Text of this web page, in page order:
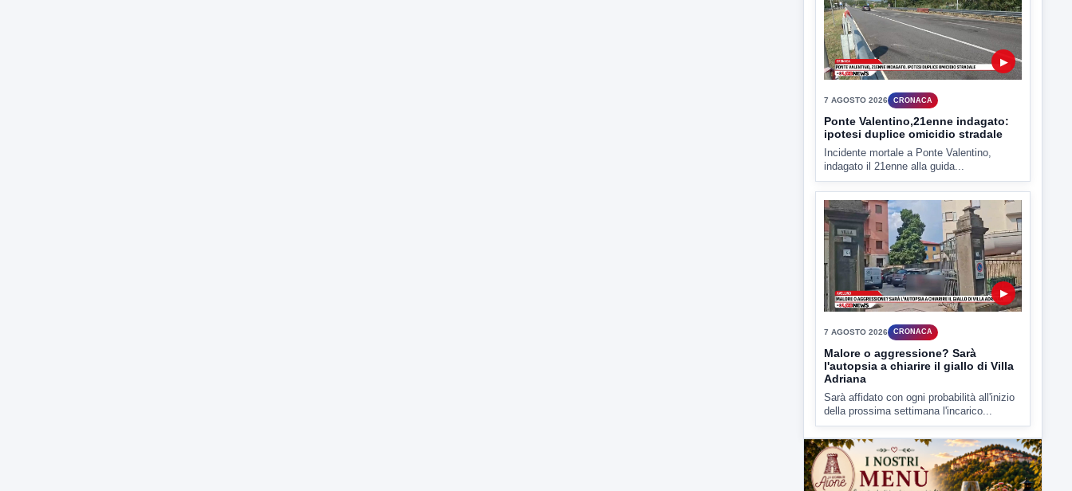
7 AGOSTO 2026 CRONACA
Malore o aggressione? Sarà
l'autopsia a chiarire il giallo di Villa
Adriana
Sarà affidato con ogni probabilità all'inizio
della prossima settimana l'incarico...